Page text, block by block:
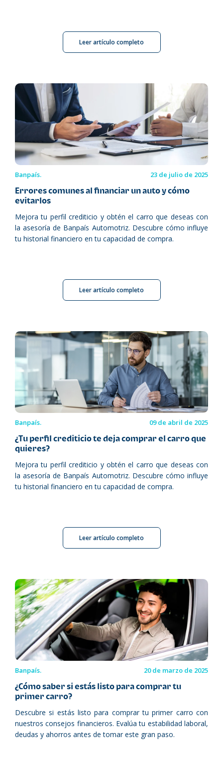
Leer artículo completo
Banpaís. 23 de julio de 2025
Errores comunes al financiar un auto y cómo
evitarlos
Mejora tu perfil crediticio y obtén el carro que deseas con
la asesoría de Banpaís Automotriz. Descubre cómo influye
tu historial financiero en tu capacidad de compra.
Leer artículo completo
Banpaís. 09 de abril de 2025
¿Tu perfil crediticio te deja comprar el carro que
quieres?
Mejora tu perfil crediticio y obtén el carro que deseas con
la asesoría de Banpaís Automotriz. Descubre cómo influye
tu historial financiero en tu capacidad de compra.
Leer artículo completo
Banpaís. 20 de marzo de 2025
¿Cómo saber si estás listo para comprar tu
primer carro?
Descubre si estás listo para comprar tu primer carro con
nuestros consejos financieros. Evalúa tu estabilidad laboral,
deudas y ahorros antes de tomar este gran paso.